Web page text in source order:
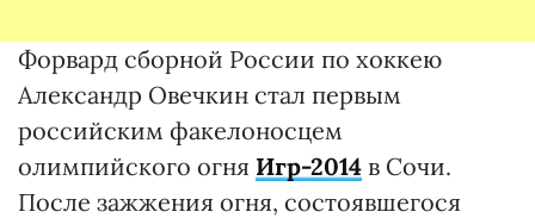
Форвард сборной России по хоккею
Александр Овечкин стал первым
российским факелоносцем
олимпийского огня Игр-2014 в Сочи.
После зажжения огня, состоявшегося